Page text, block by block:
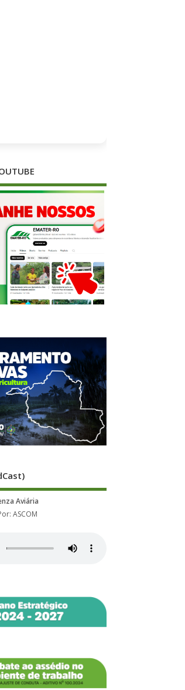
Aviária
ASCOM